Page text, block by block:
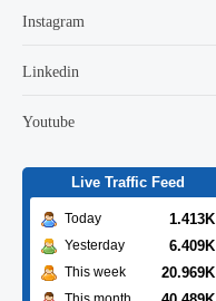
Instagram
Linkedin
Youtube
Live Traffic Feed
Today 1.413K
Yesterday 6.409K
This week 20.969K